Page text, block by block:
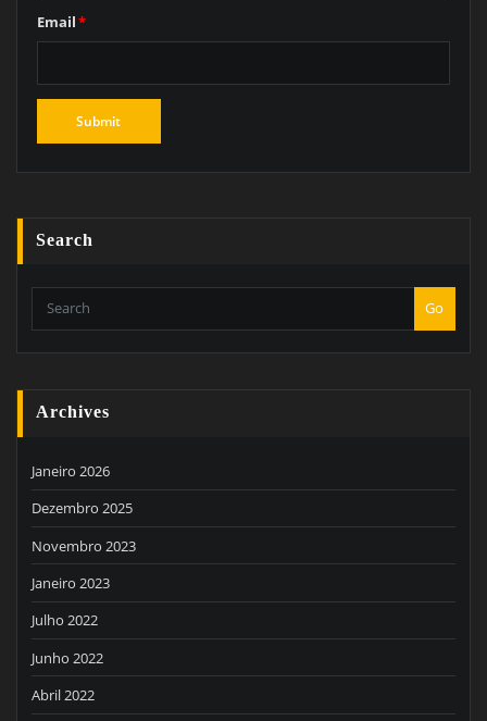
Email*
Search
Go
Archives
Janeiro 2026
Dezembro 2025
Novembro 2023
Janeiro 2023
Julho 2022
Junho 2022
Abril 2022